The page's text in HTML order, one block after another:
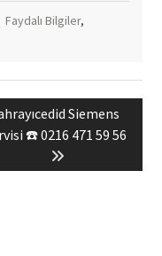
Faydalı Bilgiler,
Siemens
☎️ 0216 471 59 56